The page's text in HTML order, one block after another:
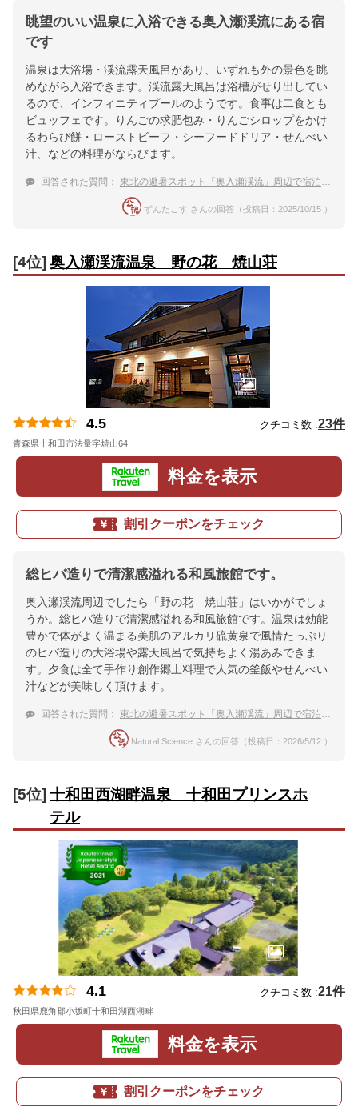
眺望のいい温泉に入浴できる奥入瀬渓流にある宿
です
温泉は大浴場・渓流露天風呂があり、いずれも外の景色を眺
めながら入浴できます。渓流露天風呂は浴槽がせり出してい
るので、インフィニティプールのようです。食事は二食とも
ビュッフェです。りんごの求肥包み・りんごシロップをかけ
るわらび餅・ローストビーフ・シーフードドリア・せんべい
汁、などの料理がならびます。
回答された質問： 東北の避暑スポット「奥入瀬渓流」周辺で宿泊したい温泉宿
ずんたこす さんの回答（投稿日：2025/10/15 ）
[4位] 奥入瀬渓流温泉 野の花 焼山荘
4.5 クチコミ数 :23件
青森県十和田市法量字焼山64
料金を表示
割引クーポンをチェック
総ヒバ造りで清潔感溢れる和風旅館です。
奥入瀬渓流周辺でしたら「野の花 焼山荘」はいかがでしょ
うか。総ヒバ造りで清潔感溢れる和風旅館です。温泉は効能
豊かで体がよく温まる美肌のアルカリ硫黄泉で風情たっぷり
のヒバ造りの大浴場や露天風呂で気持ちよく湯あみできま
す。夕食は全て手作り創作郷土料理で人気の釜飯やせんべい
汁などが美味しく頂けます。
回答された質問： 東北の避暑スポット「奥入瀬渓流」周辺で宿泊したい温泉宿
Natural Science さんの回答（投稿日：2026/5/12 ）
[5位] 十和田西湖畔温泉 十和田プリンスホ
テル
4.1 クチコミ数 :21件
秋田県鹿角郡小坂町十和田湖西湖畔
料金を表示
割引クーポンをチェック